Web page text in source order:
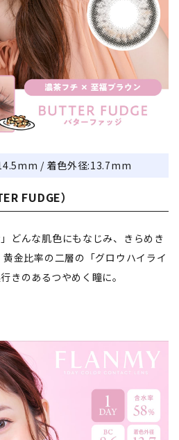
/ 着色外径:13.7mm
FUDGE）
どんな肌色にもなじみ、きらめき
金比率の二層の「グロウハイライ
きのあるつやめく瞳に。